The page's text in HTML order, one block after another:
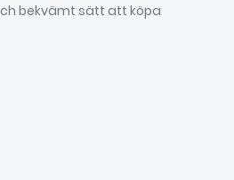
bekvämt sätt att köpa